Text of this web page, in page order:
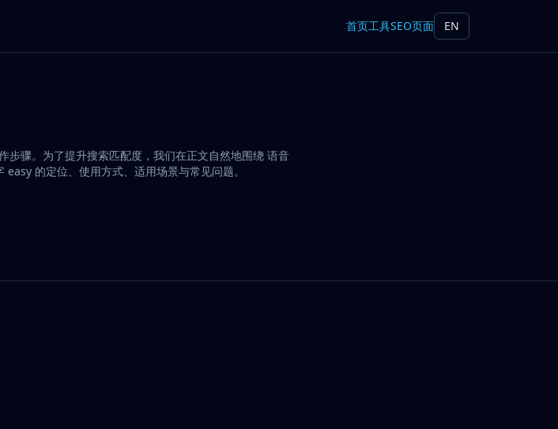
首页工具SEO页面 EN
骤。为了提升搜索匹配度，我们在正文自然地围绕 语音
的定位、使用方式、适用场景与常见问题。